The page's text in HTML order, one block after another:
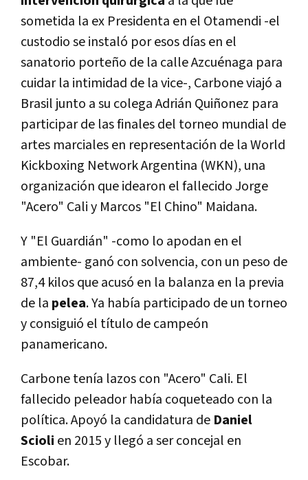
sometida la ex Presidenta en el Otamendi -el
custodio se instaló por esos días en el
sanatorio porteño de la calle Azcuénaga para
cuidar la intimidad de la vice-, Carbone viajó a
Brasil junto a su colega Adrián Quiñonez para
participar de las finales del torneo mundial de
artes marciales en representación de la World
Kickboxing Network Argentina (WKN), una
organización que idearon el fallecido Jorge
"Acero" Cali y Marcos "El Chino" Maidana.
Y "El Guardián" -como lo apodan en el
ambiente- ganó con solvencia, con un peso de
87,4 kilos que acusó en la balanza en la previa
de la pelea. Ya había participado de un torneo
y consiguió el título de campeón
panamericano.
Carbone tenía lazos con "Acero" Cali. El
fallecido peleador había coqueteado con la
política. Apoyó la candidatura de Daniel
Scioli en 2015 y llegó a ser concejal en
Escobar.